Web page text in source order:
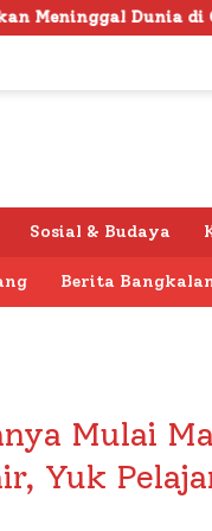
Sumenep, Polresta
Sosial & Budaya
Berita
Mulai
Yuk